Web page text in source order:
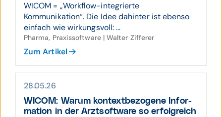
WICOM = „Workflow-integrierte
Kommunikation“. Die Idee dahinter ist ebenso
einfach wie wirkungsvoll: ...
Pharma, Praxissoftware | Walter Zifferer
Zum Artikel
28.05.26
WICOM: Warum kontext­be­zogene Infor­
mation in der Arzt­soft­ware so erfolg­reich